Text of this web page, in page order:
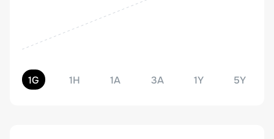
1G 1H 1A 3A 1Y 5Y